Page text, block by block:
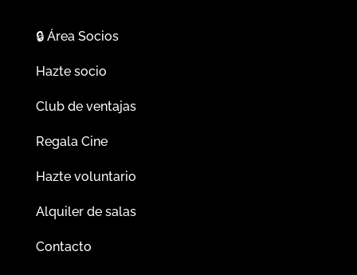
🔒Área Socios
Hazte socio
Club de ventajas
Regala Cine
Hazte voluntario
Alquiler de salas
Contacto